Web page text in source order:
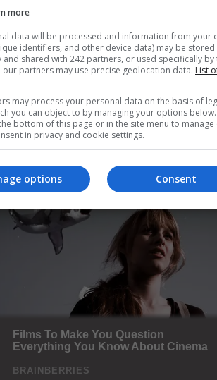
more
data will be processed and information from your
identifiers, and other device data) may be stored
and shared with 242 partners, or used specifically by
our partners may use precise geolocation data. List
may process your personal data on the basis of
you can object to by managing your options
bottom of this page or in the site menu to manage
in privacy and cookie settings.
Consent
options